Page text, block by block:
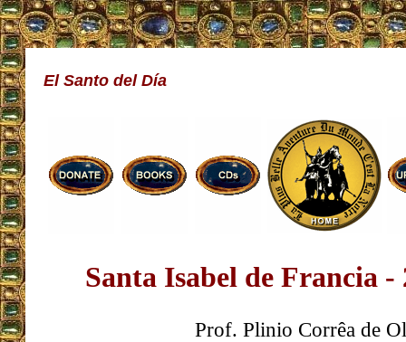
El Santo del Día
Santa Isabel de Francia -
Prof. Plinio Corrêa de